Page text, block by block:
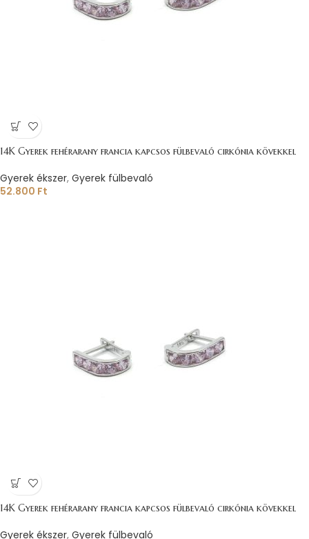
14K Gyerek fehérarany francia kapcsos fülbevaló cirkónia kövekkel
Gyerek ékszer, Gyerek fülbevaló
52.800 Ft
14K Gyerek fehérarany francia kapcsos fülbevaló cirkónia kövekkel
Gyerek ékszer, Gyerek fülbevaló